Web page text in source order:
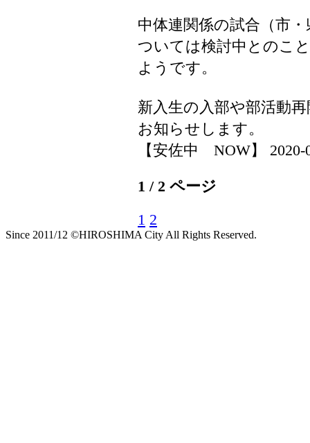
中体連関係の試合（市
ついては検討中とのこ
ようです。
新入生の入部や部活動
お知らせします。
【安佐中 NOW】 2020-
1 / 2 ページ
1 2
Since 2011/12 ©HIROSHIMA City All Rights Reserved.